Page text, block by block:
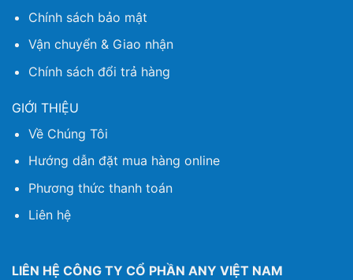
Chính sách bảo mật
Vận chuyển & Giao nhận
Chính sách đổi trả hàng
GIỚI THIỆU
Về Chúng Tôi
Hướng dẫn đặt mua hàng online
Phương thức thanh toán
Liên hệ
LIÊN HỆ CÔNG TY CỔ PHẦN ANY VIỆT NAM